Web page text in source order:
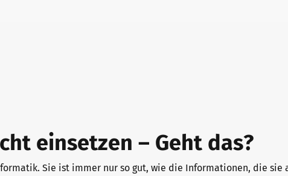
einsetzen – Geht das?
Sie ist immer nur so gut, wie die Informationen, die sie